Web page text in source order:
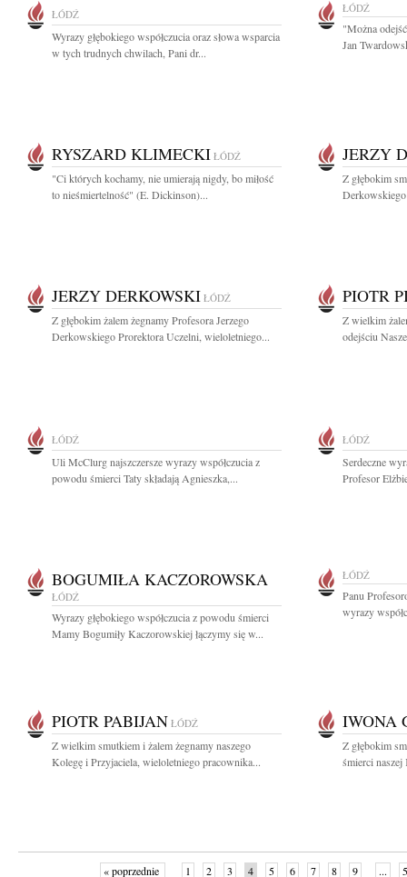
ŁÓDŹ
Wyrazy głębokiego współczucia oraz słowa wsparcia
w tych trudnych chwilach, Pani dr...
ŁÓDŹ
"Można
Jan
RYSZARD KLIMECKI ŁÓDŹ
"Ci których kochamy, nie umierają nigdy, bo miłość
to nieśmiertelność" (E. Dickinson)...
JERZY
Z głębokim
JERZY DERKOWSKI ŁÓDŹ
Z głębokim żalem żegnamy Profesora Jerzego
Derkowskiego Prorektora Uczelni, wieloletniego...
PIOTR
Z wielkim
odejściu
ŁÓDŹ
Uli McClurg najszczersze wyrazy współczucia z
powodu śmierci Taty składają Agnieszka,...
ŁÓDŹ
Serdeczne
Profesor
BOGUMIŁA KACZOROWSKA
ŁÓDŹ
Wyrazy głębokiego współczucia z powodu śmierci
Mamy Bogumiły Kaczorowskiej łączymy się w...
ŁÓDŹ
Panu
wyrazy
PIOTR PABIJAN ŁÓDŹ
Z wielkim smutkiem i żalem żegnamy naszego
Kolegę i Przyjaciela, wieloletniego pracownika...
IWONA
Z głębokim
śmierci
« poprzednie 1 2 3 4 5 6 7 8 9 ...